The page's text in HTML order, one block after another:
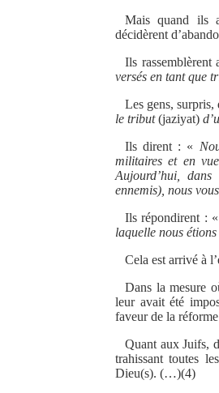
Mais quand ils
décidèrent
Ils
versés en tant que
Les gens,
le tribut(jaziyat)
Ils dirent : «
militaires et en
Aujourd’hui,
ennemis), nous
Ils répondirent :
laquelle nous
Cela est arrivé à
Dans la mesure
leur avait été
faveur de la
Quant aux Juifs,
trahissant toutes
Dieu(s). (…)(4)